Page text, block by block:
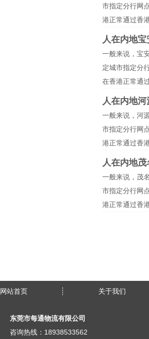
市指定分行网
港正常通过香
人在内地
一般来说，宝
定城市指定分
在香港正常通
人在内地
一般来说，河
市指定分行网
港正常通过香
人在内地
一般来说，茂
市指定分行网
港正常通过香
网站首页 关于我们
东莞市每通物流有限公司
咨询热线：18938533562